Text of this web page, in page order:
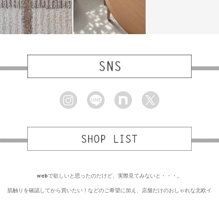
webで欲しいと思ったのだけど、実際見てみないと・・・。
肌触りを確認してから買いたい！などのご希望に加え、店舗だけのおしゃれな北欧イ